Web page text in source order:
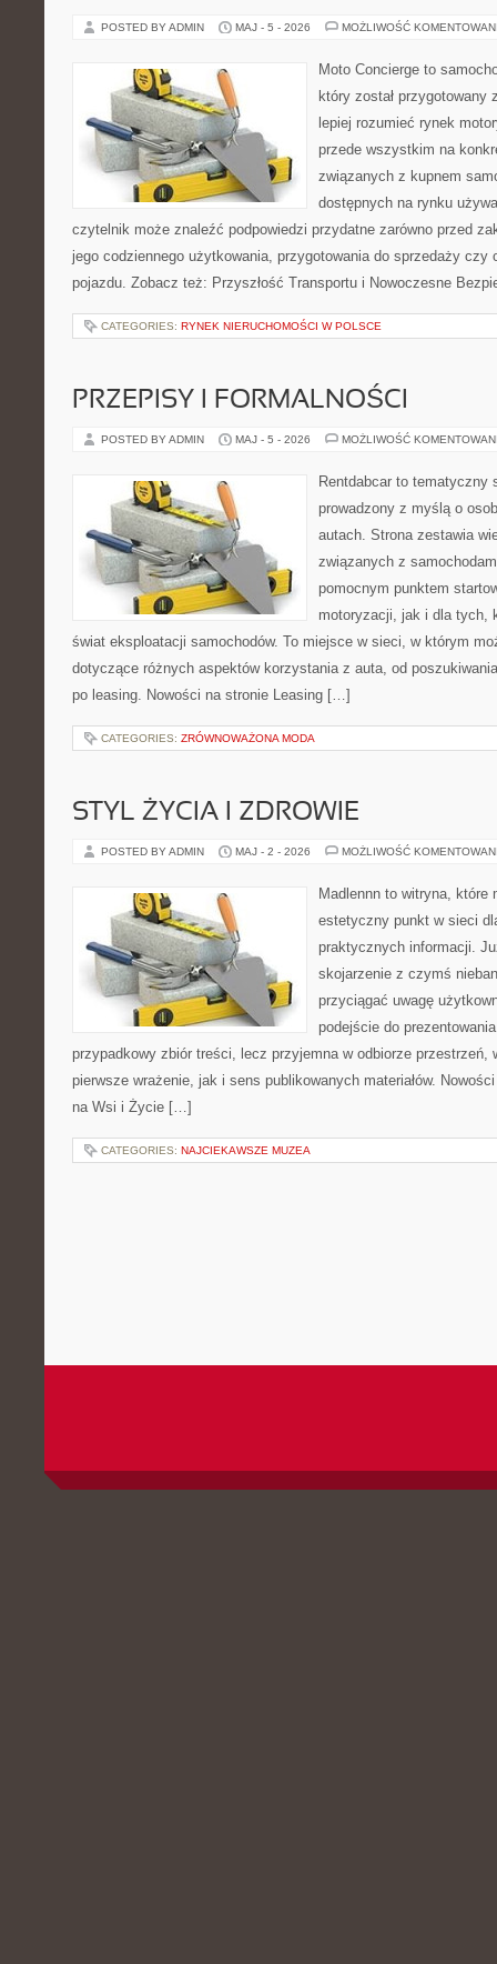
POSTED BY ADMIN MAJ - 5 - 2026 MOŻLIWOŚĆ
Moto Concierge to
który został
lepiej rozumieć rynek
przede wszystkim na
związanych z kupnem
dostępnych na rynku
czytelnik może znaleźć podpowiedzi przydatne zarówno przed
jego codziennego użytkowania, przygotowania do sprzedaży czy
pojazdu. Zobacz też: Przyszłość Transportu i Nowoczesne
CATEGORIES: RYNEK NIERUCHOMOŚCI W POLSCE
PRZEPISY I FORMALNOŚCI
POSTED BY ADMIN MAJ - 5 - 2026 MOŻLIWOŚĆ
Rentdabcar to tematyczny
prowadzony z myślą o
autach. Strona zestawia
związanych z
pomocnym punktem
motoryzacji, jak i dla tych,
świat eksploatacji samochodów. To miejsce w sieci, w którym
dotyczące różnych aspektów korzystania z auta, od
po leasing. Nowości na stronie Leasing […]
CATEGORIES: ZRÓWNOWAŻONA MODA
STYL ŻYCIA I ZDROWIE
POSTED BY ADMIN MAJ - 2 - 2026 MOŻLIWOŚĆ
Madlennn to witryna, które
estetyczny punkt w sieci
praktycznych informacji.
skojarzenie z czymś
przyciągać uwagę
podejście do
przypadkowy zbiór treści, lecz przyjemna w odbiorze przestrzeń,
pierwsze wrażenie, jak i sens publikowanych materiałów.
na Wsi i Życie […]
CATEGORIES: NAJCIEKAWSZE MUZEA